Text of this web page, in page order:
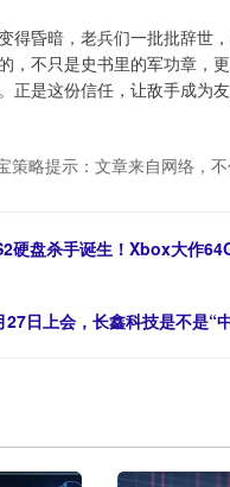
得昏暗，老兵们一批批辞世
，不只是史书里的军功章，
正是这份信任，让敌手成为
策略提示：文章来自网络，不
硬盘杀手诞生！Xbox大作
27日上会，长鑫科技是不是“